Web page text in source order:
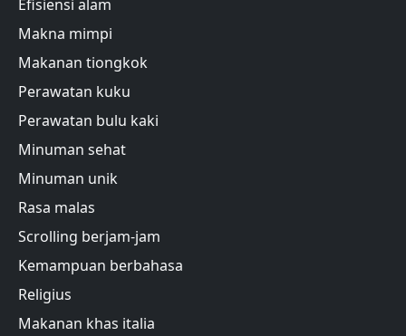
Efisiensi alam
Makna mimpi
Makanan tiongkok
Perawatan kuku
Perawatan bulu kaki
Minuman sehat
Minuman unik
Rasa malas
Scrolling berjam-jam
Kemampuan berbahasa
Religius
Makanan khas italia